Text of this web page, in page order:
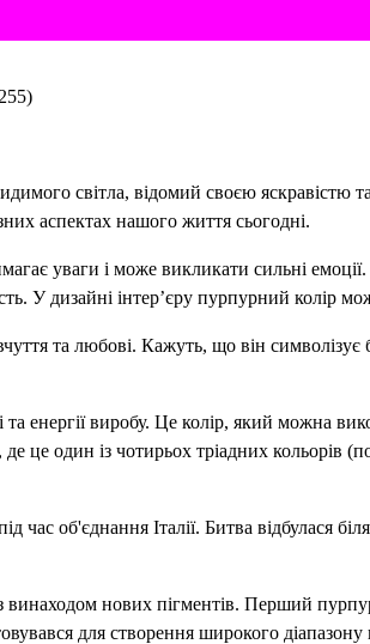
світла, відомий своєю яскравістю
аспектах нашого життя сьогодні.
уваги і може викликати сильні
У дизайні інтер’єру пурпурний колір
та любові. Кажуть, що він
енергії виробу. Це колір, який можна
це один із чотирьох тріадних
об'єднання Італії. Битва відбулася біля
винаходом нових пігментів. Перший
для створення широкого діапазону